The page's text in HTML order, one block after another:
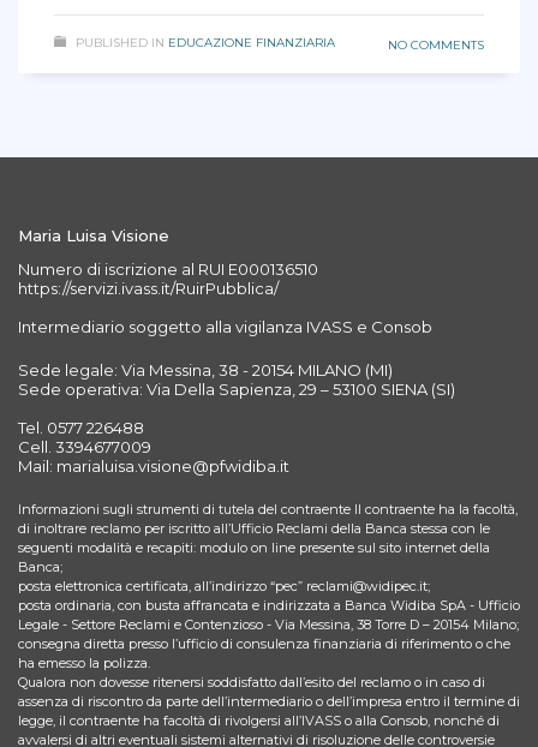
PUBLISHED IN EDUCAZIONE FINANZIARIA NO COMMENTS
Maria Luisa Visione
Numero di iscrizione al RUI E000136510
https://servizi.ivass.it/RuirPubblica/
Intermediario soggetto alla vigilanza IVASS e Consob
Sede legale: Via Messina, 38 - 20154 MILANO (MI)
Sede operativa: Via Della Sapienza, 29 – 53100 SIENA (SI)
Tel. 0577 226488
Cell. 3394677009
Mail: marialuisa.visione@pfwidiba.it
Informazioni sugli strumenti di tutela del contraente Il contraente ha la facoltà,
di inoltrare reclamo per iscritto all’Ufficio Reclami della Banca stessa con le
seguenti modalità e recapiti: modulo on line presente sul sito internet della
Banca;
posta elettronica certificata, all’indirizzo “pec” reclami@widipec.it;
posta ordinaria, con busta affrancata e indirizzata a Banca Widiba SpA - Ufficio
Legale - Settore Reclami e Contenzioso - Via Messina, 38 Torre D – 20154 Milano;
consegna diretta presso l’ufficio di consulenza finanziaria di riferimento o che
ha emesso la polizza.
Qualora non dovesse ritenersi soddisfatto dall’esito del reclamo o in caso di
assenza di riscontro da parte dell’intermediario o dell’impresa entro il termine di
legge, il contraente ha facoltà di rivolgersi all’IVASS o alla Consob, nonché di
avvalersi di altri eventuali sistemi alternativi di risoluzione delle controversie